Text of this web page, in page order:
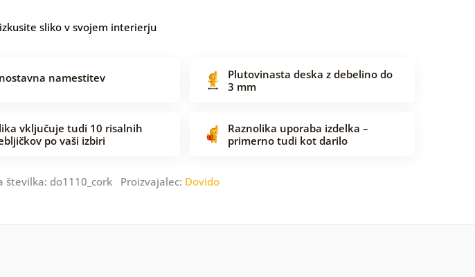
sliko v svojem interierju
namestitev
Plutovinasta deska z debelino do
3 mm
vključuje tudi 10 risalnih
po vaši izbiri
Raznolika uporaba izdelka –
primerno tudi kot darilo
številka: do1110_cork Proizvajalec: Dovido